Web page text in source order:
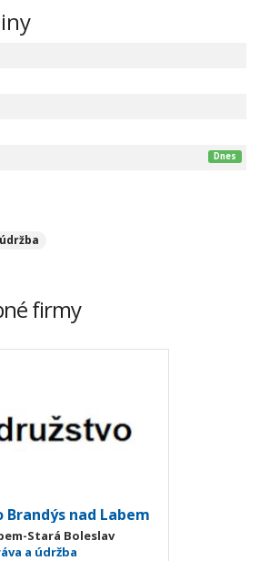
Dnes
firmy
nad Labem
Stará Boleslav
a údržba